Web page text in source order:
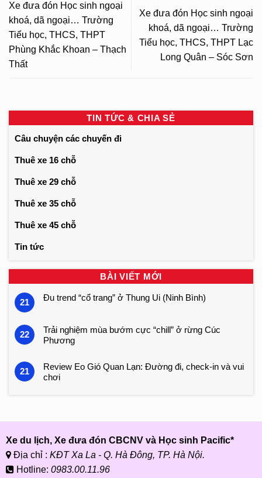
Xe đưa đón Học sinh ngoại
khoá, dã ngoại… Trường
Tiểu học, THCS, THPT
Phùng Khắc Khoan – Thạch
Thất
Xe đưa đón Học sinh ngoại
khoá, dã ngoại… Trường
Tiểu học, THCS, THPT Lạc
Long Quân – Sóc Sơn
TIN TỨC & CHIA SẺ
Câu chuyện các chuyến đi
Thuê xe 16 chỗ
Thuê xe 29 chỗ
Thuê xe 35 chỗ
Thuê xe 45 chỗ
Tin tức
BÀI VIẾT MỚI
21 Đu trend “cổ trang” ở Thung Ui (Ninh Bình)
22
Trải nghiệm mùa bướm cực “chill” ở rừng Cúc
Phương
21
Review Eo Gió Quan Lạn: Đường đi, check-in và vui
chơi
Xe du lịch, Xe đưa đón CBCNV và Học sinh Pacific*
Địa chỉ : KĐT Xa La - Q. Hà Đông, TP. Hà Nội.
Hotline: 0983.00.11.96